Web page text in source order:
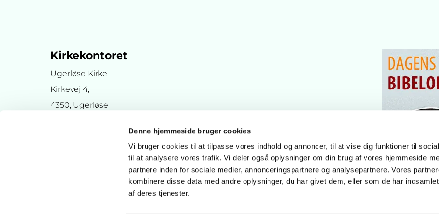
Denne hjemmeside bruger cookies
Vi bruger cookies til at tilpasse vores indhold og annoncer, til at vise dig funktioner til
til at analysere vores trafik. Vi deler også oplysninger om din brug af vores hjemmeside
partnere inden for sociale medier, annonceringspartnere og analysepartnere. Vores
kombinere disse data med andre oplysninger, du har givet dem, eller som de har
af deres tjenester.
Kirkekontoret
Ugerløse Kirke
Kirkevej 4,
4350, Ugerløse
Privatlivspolitik Log på ChurchDesk